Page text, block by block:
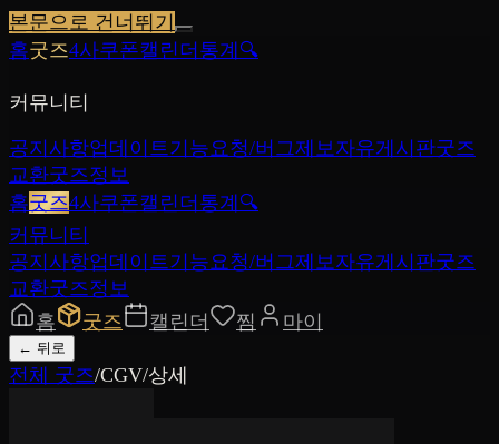
본문으로 건너뛰기
홈굿즈4사쿠폰캘린더 통계 🔍
커뮤니티
공지사항업데이트기능요청/버그제보자유게시판굿즈
교환굿즈정보
홈굿즈4사쿠폰캘린더 통계 🔍
커뮤니티
공지사항업데이트기능요청/버그제보자유게시판굿즈
교환굿즈정보
홈
굿즈 캘린더 찜 마이
← 뒤로
전체 굿즈/CGV/상세